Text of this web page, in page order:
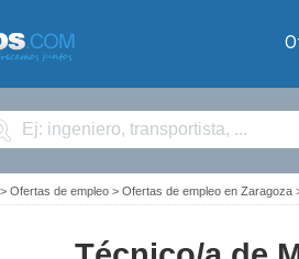
> Ofertas de empleo > Ofertas de empleo en Zaragoza